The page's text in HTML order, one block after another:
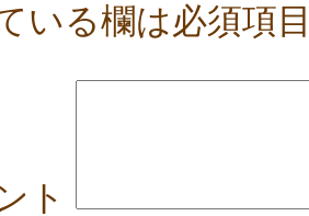
いる欄は必須項
ト